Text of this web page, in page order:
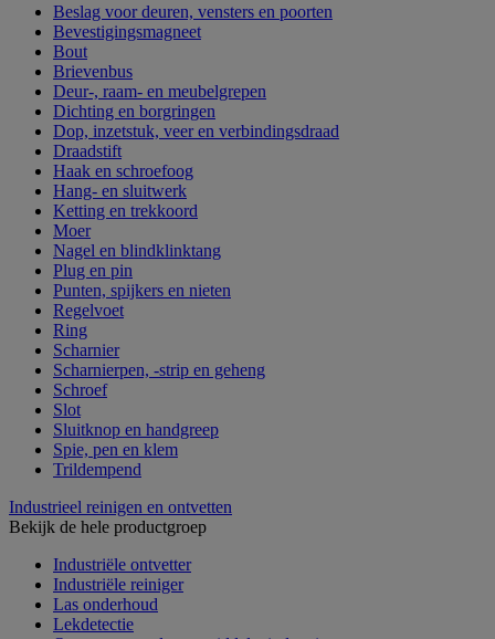
Beslag voor deuren, vensters en poorten
Bevestigingsmagneet
Bout
Brievenbus
Deur-, raam- en meubelgrepen
Dichting en borgringen
Dop, inzetstuk, veer en verbindingsdraad
Draadstift
Haak en schroefoog
Hang- en sluitwerk
Ketting en trekkoord
Moer
Nagel en blindklinktang
Plug en pin
Punten, spijkers en nieten
Regelvoet
Ring
Scharnier
Scharnierpen, -strip en geheng
Schroef
Slot
Sluitknop en handgreep
Spie, pen en klem
Trildempend
Industrieel reinigen en ontvetten
Bekijk de hele productgroep
Industriële ontvetter
Industriële reiniger
Las onderhoud
Lekdetectie